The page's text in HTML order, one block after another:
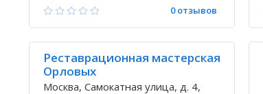
0 отзывов
Реставрационная мастерская
Орловых
Москва, Самокатная улица, д. 4,